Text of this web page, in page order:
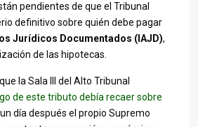
pendientes de que el Tribunal
definitivo sobre quién debe pagar
Jurídicos Documentados (IAJD),
de las hipotecas.
la Sala III del Alto Tribunal
de este tributo debía recaer sobre
día después el propio Supremo